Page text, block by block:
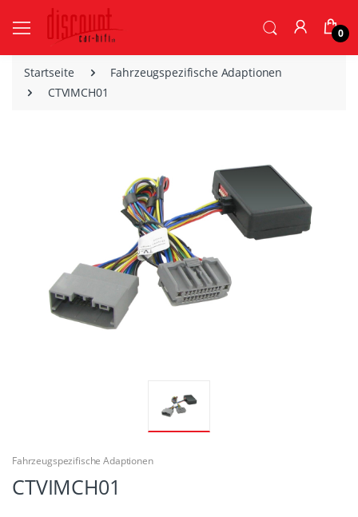
0
Startseite
Fahrzeugspezifische Adaptionen
CTVIMCH01
Fahrzeugspezifische Adaptionen
CTVIMCH01